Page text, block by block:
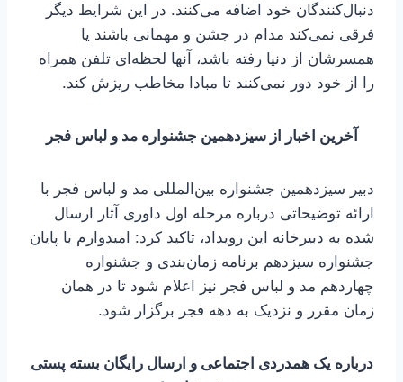
دنبال‌کنندگان خود اضافه می‌کنند. در این شرایط دیگر
فرقی نمی‌کند مدام در جشن و مهمانی باشند یا
همسرشان از دنیا رفته باشد، آنها لحظه‌ای تلفن همراه
را از خود دور نمی‌کنند تا مبادا مخاطب ریزش کند.
آخرین اخبار از سیزدهمین جشنواره مد و لباس فجر
دبیر سیزدهمین جشنواره بین‌المللی مد و لباس فجر با
ارائه توضیحاتی درباره مرحله اول داوری آثار ارسال
شده به دبیرخانه این رویداد، تاکید کرد: امیدوارم با پایان
جشنواره سیزدهم برنامه زمان‌بندی و جشنواره
چهاردهم مد و لباس فجر نیز اعلام شود تا در همان
زمان مقرر و نزدیک به دهه فجر برگزار شود.
درباره یک همدردی اجتماعی و ارسال رایگان بسته پستی